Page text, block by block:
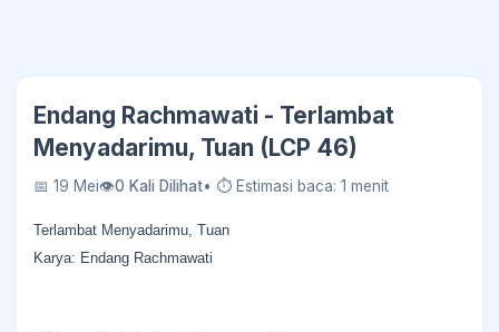
Endang Rachmawati - Terlambat
Menyadarimu, Tuan (LCP 46)
📅 19 Mei👁0 Kali Dilihat• ⏱ Estimasi baca: 1 menit
Terlambat Menyadarimu, Tuan
Karya: Endang Rachmawati